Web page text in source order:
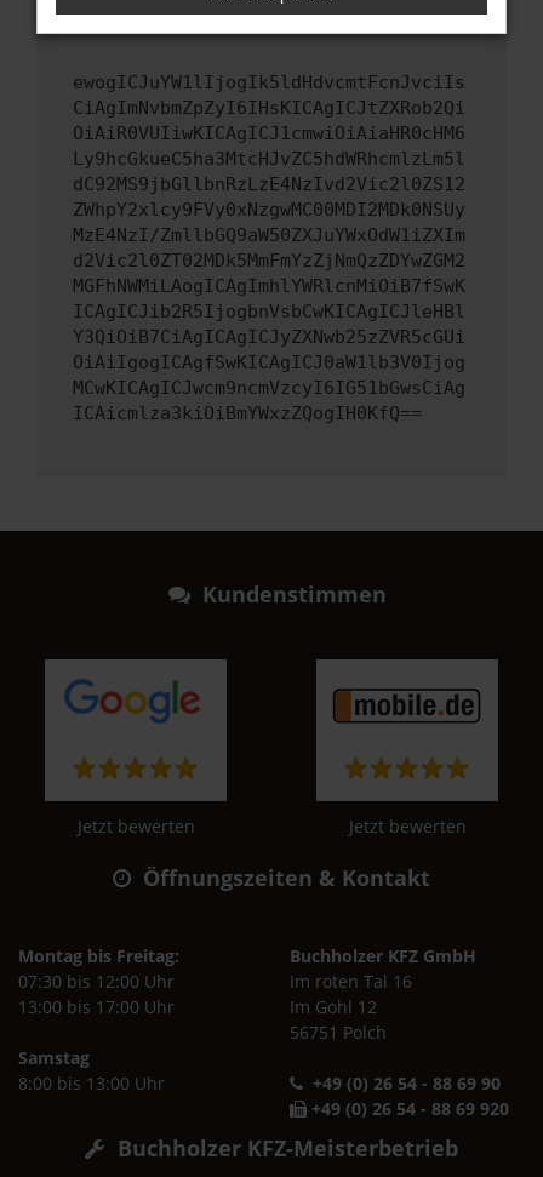
ewogICJuYW1lIjogIk5ldHdvcmtFcnJvciIs
CiAgImNvbmZpZyI6IHsKICAgICJtZXRob2Qi
OiAiR0VUIiwKICAgICJ1cmwiOiAiaHR0cHM6
Ly9hcGkueC5ha3MtcHJvZC5hdWRhcmlzLm5l
dC92MS9jbGllbnRzLzE4NzIvd2Vic2l0ZS12
ZWhpY2xlcy9FVy0xNzgwMC00MDI2MDk0NSUy
MzE4NzI/ZmllbGQ9aW50ZXJuYWxOdW1iZXIm
d2Vic2l0ZT02MDk5MmFmYzZjNmQzZDYwZGM2
MGFhNWMiLAogICAgImhlYWRlcnMiOiB7fSwK
ICAgICJib2R5IjogbnVsbCwKICAgICJleHBl
Y3QiOiB7CiAgICAgICJyZXNwb25zZVR5cGUi
OiAiIgogICAgfSwKICAgICJ0aW1lb3V0Ijog
MCwKICAgICJwcm9ncmVzcyI6IG51bGwsCiAg
ICAicmlza3kiOiBmYWxzZQogIH0KfQ==
Kundenstimmen
Jetzt bewerten Jetzt bewerten
Öffnungszeiten & Kontakt
Montag bis Freitag:
07:30 bis 12:00 Uhr
13:00 bis 17:00 Uhr
Samstag
8:00 bis 13:00 Uhr
Buchholzer KFZ GmbH
Im roten Tal 16
Im Gohl 12
56751 Polch
+49 (0) 26 54 - 88 69 90
+49 (0) 26 54 - 88 69 920
Buchholzer KFZ-Meisterbetrieb